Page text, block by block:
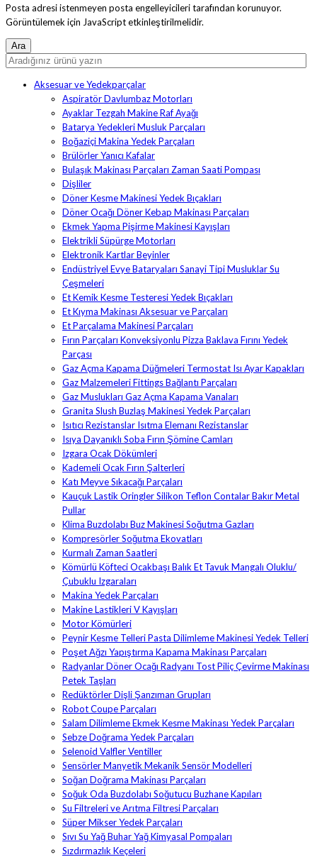
Posta adresi istenmeyen posta engelleyicileri tarafından korunuyor.
Görüntülemek için JavaScript etkinleştirilmelidir.
Aksesuar ve Yedekparçalar
Aspiratör Davlumbaz Motorları
Ayaklar Tezgah Makine Raf Ayağı
Batarya Yedekleri Musluk Parçaları
Boğaziçi Makina Yedek Parçaları
Brülörler Yanıcı Kafalar
Bulaşık Makinası Parçaları Zaman Saati Pompası
Dişliler
Döner Kesme Makinesi Yedek Bıçakları
Döner Ocağı Döner Kebap Makinası Parçaları
Ekmek Yapma Pişirme Makinesi Kayışları
Elektrikli Süpürge Motorları
Elektronik Kartlar Beyinler
Endüstriyel Evye Bataryaları Sanayi Tipi Musluklar Su
Çeşmeleri
Et Kemik Kesme Testeresi Yedek Bıçakları
Et Kıyma Makinası Aksesuar ve Parçaları
Et Parçalama Makinesi Parçaları
Fırın Parçaları Konveksiyonlu Pizza Baklava Fırını Yedek
Parçası
Gaz Açma Kapama Düğmeleri Termostat Isı Ayar Kapakları
Gaz Malzemeleri Fittings Bağlantı Parçaları
Gaz Muslukları Gaz Açma Kapama Vanaları
Granita Slush Buzlaş Makinesi Yedek Parçaları
Isıtıcı Rezistanslar Isıtma Elemanı Rezistanslar
Isıya Dayanıklı Soba Fırın Şömine Camları
Izgara Ocak Dökümleri
Kademeli Ocak Fırın Şalterleri
Katı Meyve Sıkacağı Parçaları
Kauçuk Lastik Oringler Silikon Teflon Contalar Bakır Metal
Pullar
Klima Buzdolabı Buz Makinesi Soğutma Gazları
Kompresörler Soğutma Ekovatları
Kurmalı Zaman Saatleri
Kömürlü Köfteci Ocakbaşı Balık Et Tavuk Mangalı Oluklu/
Çubuklu Izgaraları
Makina Yedek Parçaları
Makine Lastikleri V Kayışları
Motor Kömürleri
Peynir Kesme Telleri Pasta Dilimleme Makinesi Yedek Telleri
Poşet Ağzı Yapıştırma Kapama Makinası Parçaları
Radyanlar Döner Ocağı Radyanı Tost Piliç Çevirme Makinası
Petek Taşları
Redüktörler Dişli Şanzıman Grupları
Robot Coupe Parçaları
Salam Dilimleme Ekmek Kesme Makinası Yedek Parçaları
Sebze Doğrama Yedek Parçaları
Selenoid Valfler Ventiller
Sensörler Manyetik Mekanik Sensör Modelleri
Soğan Doğrama Makinası Parçaları
Soğuk Oda Buzdolabı Soğutucu Buzhane Kapıları
Su Filtreleri ve Arıtma Filtresi Parçaları
Süper Mikser Yedek Parçaları
Sıvı Su Yağ Buhar Yağ Kimyasal Pompaları
Sızdırmazlık Keçeleri